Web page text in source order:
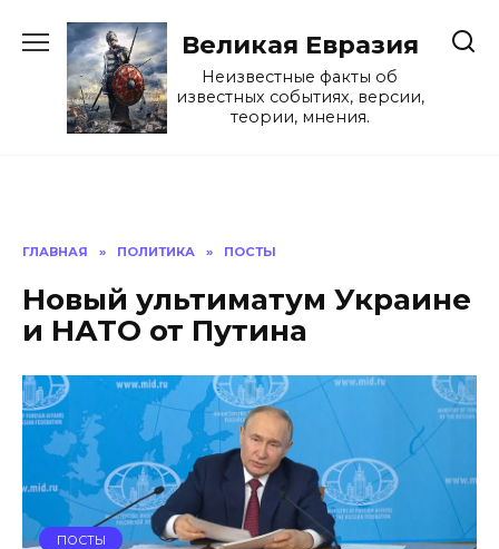
содержанию
Великая Евразия
Неизвестные факты об
известных событиях, версии,
теории, мнения.
ГЛАВНАЯ » ПОЛИТИКА » ПОСТЫ
Новый ультиматум Украине
и НАТО от Путина
ПОСТЫ